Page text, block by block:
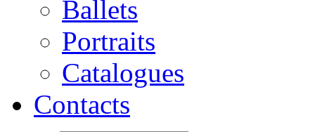
Ballets
Portraits
Catalogues
Contacts